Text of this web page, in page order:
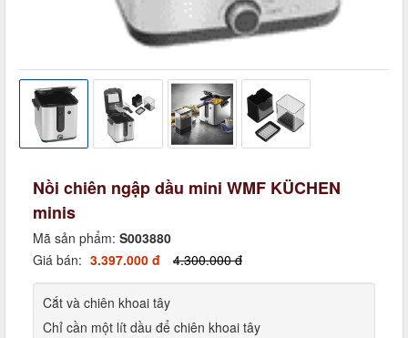
Nồi chiên ngập dầu mini WMF KÜCHEN
minis
Mã sản phẩm: S003880
Giá bán: 3.397.000 đ 4.300.000 đ
Cắt và chiên khoai tây
Chỉ cần một lít dầu để chiên khoai tây